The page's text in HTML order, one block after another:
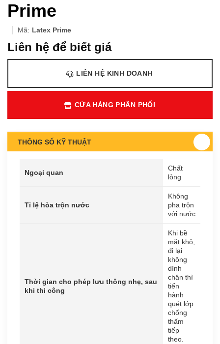
Prime
Mã: Latex Prime
Liên hệ để biết giá
LIÊN HỆ KINH DOANH
CỬA HÀNG PHÂN PHỐI
THÔNG SỐ KỸ THUẬT
Ngoại quan
Chất
lỏng
Tỉ lệ hòa trộn nước
Không
pha trộn
với nước
Thời gian cho phép lưu thông nhẹ, sau
khi thi công
Khi bề
mặt khô,
đi lại
không
dính
chân thì
tiến
hành
quét lớp
chống
thấm
tiếp
theo.